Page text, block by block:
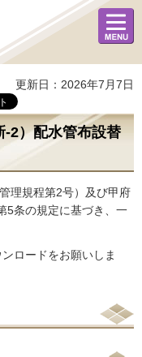
メニュ
ー
更新日：2026年7月7日
-2）配水管布設替
理規程第2号）及び甲府
5条の規定に基づき、一
ロードをお願いしま